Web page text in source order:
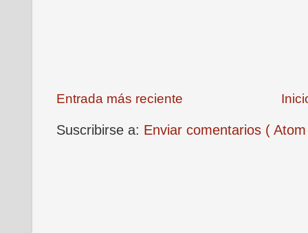
Entrada más reciente
Suscribirse a: Enviar comentarios (